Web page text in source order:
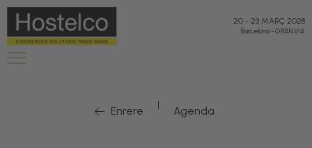
20 - 23 MARÇ 2028
Barcelona-GRAN VIA
Enrere | Agenda